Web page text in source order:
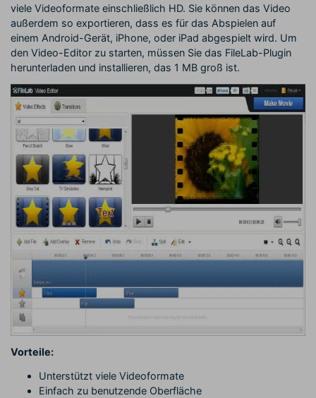
viele Videoformate einschließlich HD. Sie können das Video
außerdem so exportieren, dass es für das Abspielen auf
einem Android-Gerät, iPhone, oder iPad abgespielt wird. Um
den Video-Editor zu starten, müssen Sie das FileLab-Plugin
herunterladen und installieren, das 1 MB groß ist.
Vorteile:
Unterstützt viele Videoformate
Einfach zu benutzende Oberfläche